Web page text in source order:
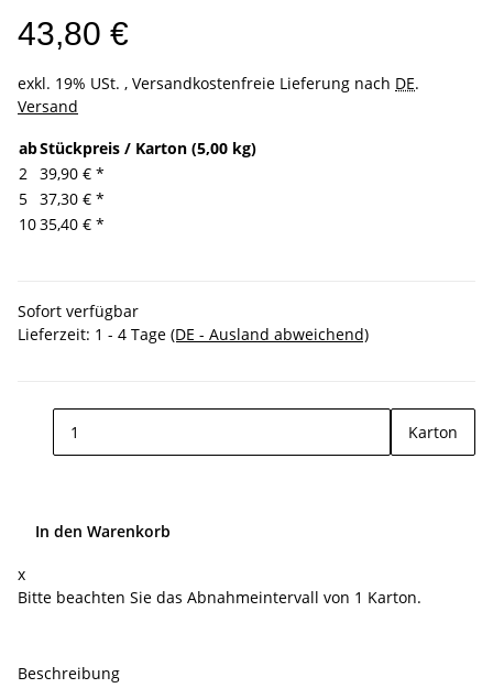
43,80 €
exkl. 19% USt. , Versandkostenfreie Lieferung nach DE.
Versand
abStückpreis / Karton (5,00 kg)
2 39,90 € *
5 37,30 € *
1035,40 € *
Sofort verfügbar
Lieferzeit: 1 - 4 Tage (DE - Ausland abweichend)
Karton
In den Warenkorb
x
Bitte beachten Sie das Abnahmeintervall von 1 Karton.
Beschreibung